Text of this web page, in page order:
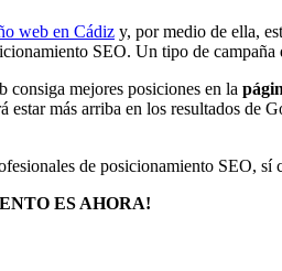
web en Cádiz y, por medio de ella,
SEO. Un tipo de campaña
consiga mejores posiciones en la
más arriba en los resultados de
de posicionamiento SEO,
ES AHORA!